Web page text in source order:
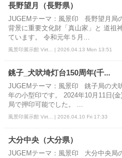
長野望月（長野県）
JUGEMテーマ：風景印 長野望月局
背景に重要文化財「真山家」と 道祖
ています。 令和元年５月...
風景印展示館 Virt... | 2026.04.13 Mon 13:51
銚子_犬吠埼灯台150周年(千...
JUGEMテーマ：風景印 銚子局の犬
年の小型印です。 2024年10月11日(
局で押印可能でした。 ...
風景印展示館 Virt... | 2026.04.10 Fri 17:33
大分中央（大分県）
JUGEMテーマ：風景印 大分中央局